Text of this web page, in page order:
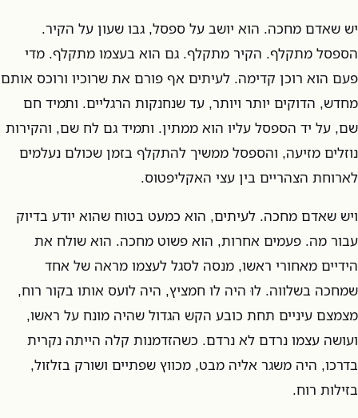
יש שאדם מחכה. הוא יושב על ספסל, גבו שעון על הקיר.
הספסל מתקלף. הקיר מתקלף. גם הוא בעצמו מתקלף. מדי
פעם הוא רוכן קדימה. לעיתים אף פורם את שרוכיו ורוכס אותם
מחדש, הדוקים יותר ויותר, עד שנחנקות הרגליים. ותמיד חם
שם, על יד הספסל עליו הוא ממתין. ותמיד גם לח שם, והקירות
נוזלים מזיעה, והספסל ממשיך להתקלף בזמן שכולם נעלמים
לארוחת הצהריים בין עצי האקליפטוס.
ויש שאדם מחכה. לעיתים, הוא כמעט בטוח שהוא יודע בדיוק
עבור מה. פעמים אחרות, הוא פשוט מחכה. הוא שולח את
הידיים מאחורי ראשו, מנסה לסגל לעצמו מראה של אחד
שמחכה בשלווה. לוּ היה לו חמציץ, היה לועס אותו בקור רוח,
מצמצם עיניים תחת כובע הקש הגדול שהיה מונח על ראשו,
ועושה עצמו נרדם לא נרדם. כשהזדמנות קלה הייתה נקרית
בדרכו, היה משגר אליה מבט, מכווץ שפתיים ושורק בזלזול,
בזילות רוח.